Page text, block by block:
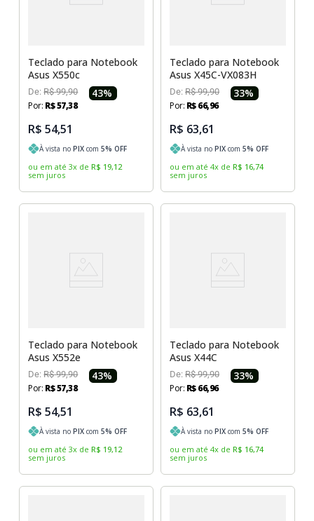
Caddy para SSD
Tela para Iphone
Teclado para Notebook
Asus X550c
De:R$ 99,90 43%
Por: R$57,38
R$ 54,51
À vista noPIX com5% OFF
ou em até 3x de R$ 19,12
sem juros
Teclado para Notebook
Asus X45C-VX083H
De: R$ 99,90 33%
Por: R$66,96
R$ 63,61
À vista no PIX com 5% OFF
ou em até 4x de R$ 16,74
sem juros
Teclado para Notebook
Asus X552e
De:R$ 99,90 43%
Por: R$57,38
R$ 54,51
À vista noPIX com5% OFF
ou em até 3x de R$ 19,12
sem juros
Teclado para Notebook
Asus X44C
De: R$ 99,90 33%
Por: R$66,96
R$ 63,61
À vista no PIX com 5% OFF
ou em até 4x de R$ 16,74
sem juros